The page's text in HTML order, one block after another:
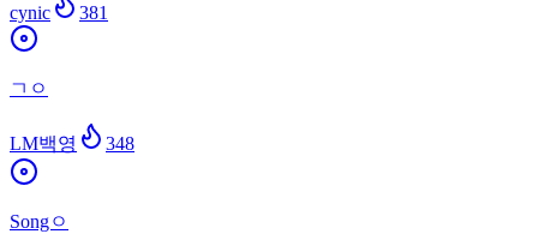
cynic 381
ㄱㅇ
LM백영 348
Songㅇ